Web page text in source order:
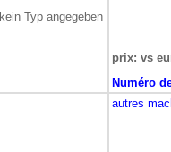
kein Typ angegeben
prix: vs
Numéro
autres